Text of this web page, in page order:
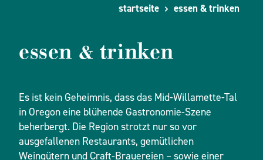
startseite essen & trinken
essen & trinken
Es ist kein Geheimnis, dass das Mid-Willamette-Tal
in Oregon eine blühende Gastronomie-Szene
beherbergt. Die Region strotzt nur so vor
ausgefallenen Restaurants, gemütlichen
Weingütern und Craft-Brauereien – sowie einer